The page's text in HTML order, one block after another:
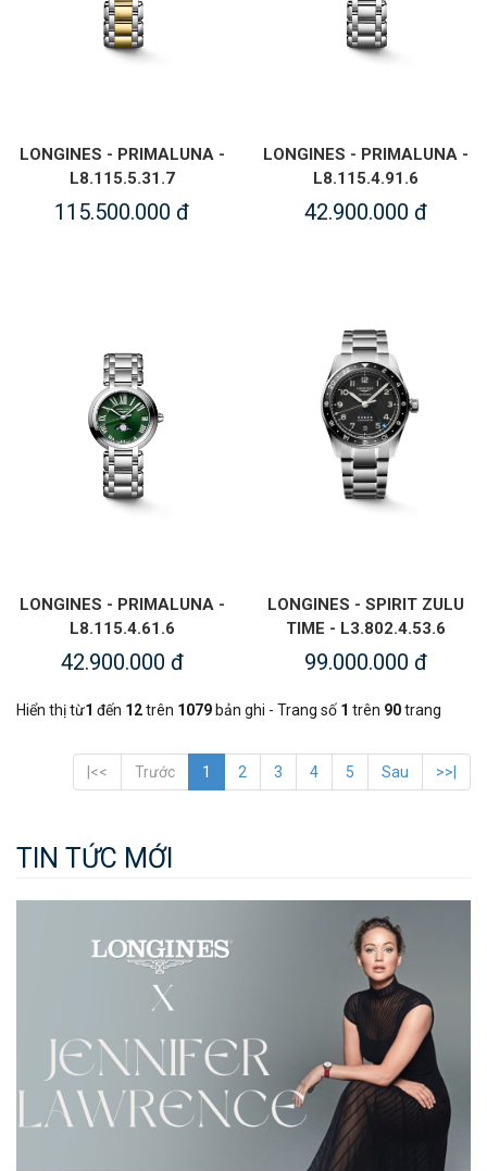
LONGINES - PRIMALUNA -
L8.115.5.31.7
115.500.000 đ
LONGINES - PRIMALUNA -
L8.115.4.91.6
42.900.000 đ
LONGINES - PRIMALUNA -
L8.115.4.61.6
42.900.000 đ
LONGINES - SPIRIT ZULU
TIME - L3.802.4.53.6
99.000.000 đ
Hiển thị từ1 đến 12trên 1079 bản ghi - Trang số 1 trên 90trang
|<< Trước 1 2 3 4 5 Sau >>|
TIN TỨC MỚI